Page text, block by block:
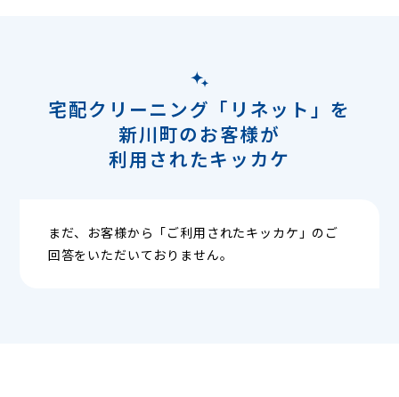
宅配クリーニング「リネット」を
新川町のお客様が
利用されたキッカケ
まだ、お客様から「ご利用されたキッカケ」のご
回答をいただいておりません。